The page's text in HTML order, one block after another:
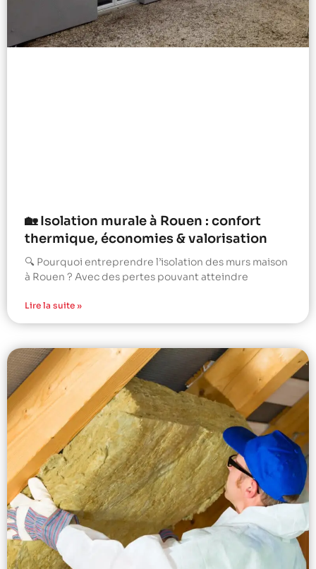
🏡 Isolation murale à Rouen : confort
thermique, économies & valorisation
🔍 Pourquoi entreprendre l’isolation des murs maison
à Rouen ? Avec des pertes pouvant atteindre
Lire la suite »